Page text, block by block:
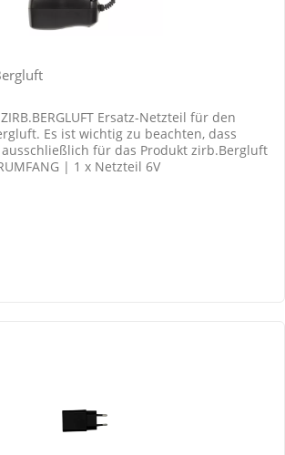
ZIRB.BERGLUFT Ersatz-Netzteil für den
Es ist wichtig zu beachten, dass
für das Produkt zirb.Bergluft
| 1 x Netzteil 6V